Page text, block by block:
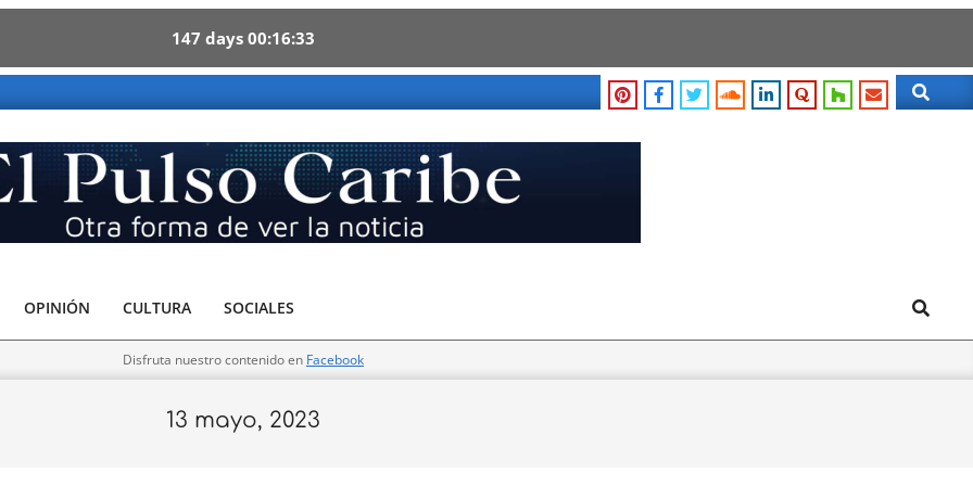
147 days 00 16 32
Search
OPINIÓN CULTURA SOCIALES Search
Disfruta nuestro contenido en Facebook
13 mayo, 2023